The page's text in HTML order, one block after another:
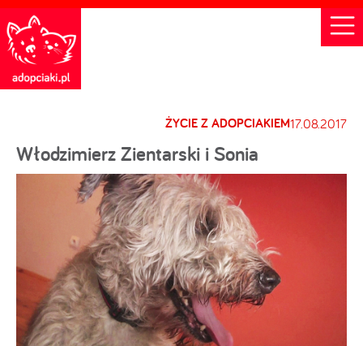
ŻYCIE Z ADOPCIAKIEM17.08.2017
Włodzimierz Zientarski i Sonia